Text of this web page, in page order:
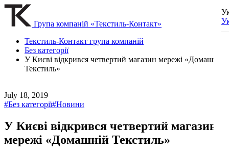
Група компаній «Текстиль-Контакт»
Текстиль-Контакт група компаній
Без категорії
У Києві відкрився четвертий магазин мережі «Домашній
Текстиль»
July 18, 2019
#Без категорії#Новини
У Києві відкрився четвертий магазин
мережі «Домашній Текстиль»